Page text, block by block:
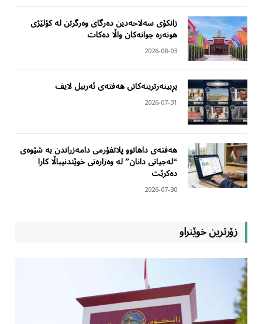
زانکۆی سەلاحەدین دەرگای وەرگرتن لە کۆلێژی
هونەرە جوانەکان واڵا دەکات
2026-08-03
پڕبینەرترینەکانی هەفتەی ئەربیل لایف
2026-07-31
هەفتەی داهاتوو پلاتفۆرمی دامەزراندن بە شێوەی
“لەجیاتی دانان” لە وەزارەتی خوێندنیباڵا کارا
دەکرێت
2026-07-30
زۆرترین خوێنراو